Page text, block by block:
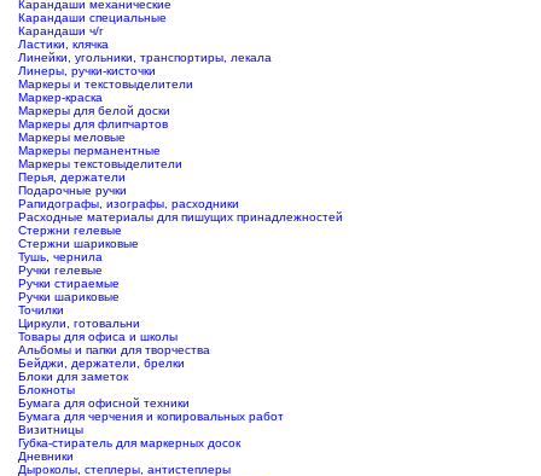
Карандаши механические
Карандаши специальные
Карандаши ч/г
Ластики, клячка
Линейки, угольники, транспортиры, лекала
Линеры, ручки-кисточки
Маркеры и текстовыделители
Маркер-краска
Маркеры для белой доски
Маркеры для флипчартов
Маркеры меловые
Маркеры перманентные
Маркеры текстовыделители
Перья, держатели
Подарочные ручки
Рапидографы, изографы, расходники
Расходные материалы для пишущих принадлежностей
Стержни гелевые
Стержни шариковые
Тушь, чернила
Ручки гелевые
Ручки стираемые
Ручки шариковые
Точилки
Циркули, готовальни
Товары для офиса и школы
Альбомы и папки для творчества
Бейджи, держатели, брелки
Блоки для заметок
Блокноты
Бумага для офисной техники
Бумага для черчения и копировальных работ
Визитницы
Губка-стиратель для маркерных досок
Дневники
Дыроколы, степлеры, антистеплеры